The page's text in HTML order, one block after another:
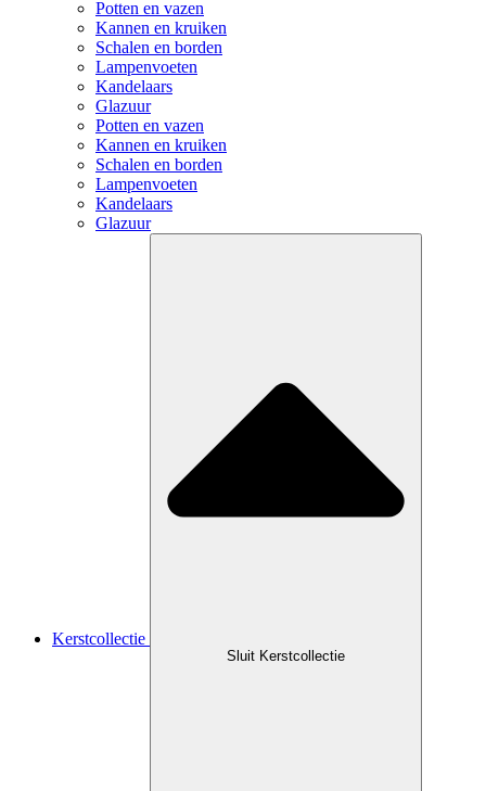
Potten en vazen
Kannen en kruiken
Schalen en borden
Lampenvoeten
Kandelaars
Glazuur
Potten en vazen
Kannen en kruiken
Schalen en borden
Lampenvoeten
Kandelaars
Glazuur
Kerstcollectie
Sluit Kerstcollectie